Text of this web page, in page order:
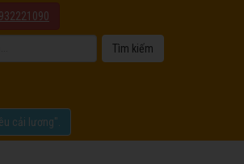
cải lương".